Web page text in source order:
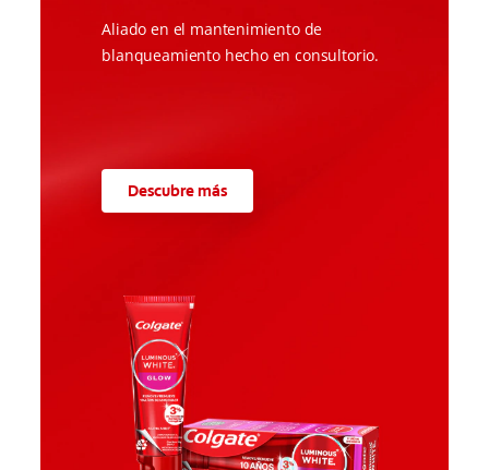
Aliado en el mantenimiento de
blanqueamiento hecho en consultorio.
Descubre más